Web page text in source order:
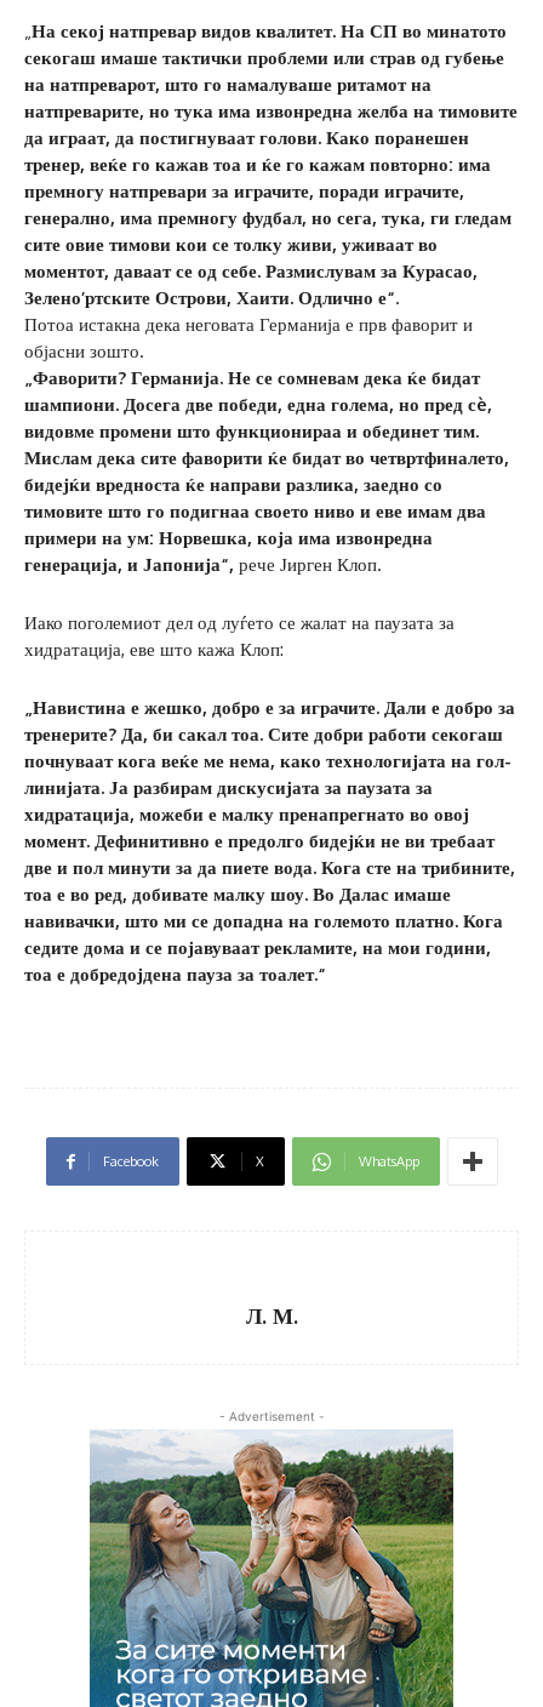
„На секој натпревар видов квалитет. На СП во минатото
секогаш имаше тактички проблеми или страв од губење
на натпреварот, што го намалуваше ритамот на
натпреварите, но тука има извонредна желба на тимовите
да играат, да постигнуваат голови. Како поранешен
тренер, веќе го кажав тоа и ќе го кажам повторно: има
премногу натпревари за играчите, поради играчите,
генерално, има премногу фудбал, но сега, тука, ги гледам
сите овие тимови кои се толку живи, уживаат во
моментот, даваат се од себе. Размислувам за Курасао,
Зелено’ртските Острови, Хаити. Одлично е“.
Потоа истакна дека неговата Германија е прв фаворит и
објасни зошто.
„Фаворити? Германија. Не се сомневам дека ќе бидат
шампиони. Досега две победи, една голема, но пред сè,
видовме промени што функционираа и обединет тим.
Мислам дека сите фаворити ќе бидат во четвртфиналето,
бидејќи вредноста ќе направи разлика, заедно со
тимовите што го подигнаа своето ниво и еве имам два
примери на ум: Норвешка, која има извонредна
генерација, и Јапонија“, рече Јирген Клоп.
Иако поголемиот дел од луѓето се жалат на паузата за
хидратација, еве што кажа Клоп:
„Навистина е жешко, добро е за играчите. Дали е добро за
тренерите? Да, би сакал тоа. Сите добри работи секогаш
почнуваат кога веќе ме нема, како технологијата на гол-
линијата. Ја разбирам дискусијата за паузата за
хидратација, можеби е малку пренапрегнато во овој
момент. Дефинитивно е предолго бидејќи не ви требаат
две и пол минути за да пиете вода. Кога сте на трибините,
тоа е во ред, добивате малку шоу. Во Далас имаше
навивачки, што ми се допадна на големото платно. Кога
седите дома и се појавуваат рекламите, на мои години,
тоа е добредојдена пауза за тоалет.“
Facebook X WhatsApp
Л. М.
- Advertisement -